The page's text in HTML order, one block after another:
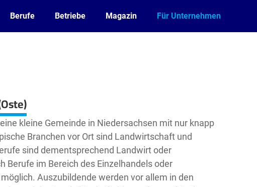
Berufe Betriebe Magazin Für Unternehmen
kleine Gemeinde in Niedersachsen mit nur knapp
Branchen vor Ort sind Landwirtschaft und
sind dementsprechend Landwirt oder
Berufe im Bereich des Einzelhandels oder
Auszubildende werden vor allem in den